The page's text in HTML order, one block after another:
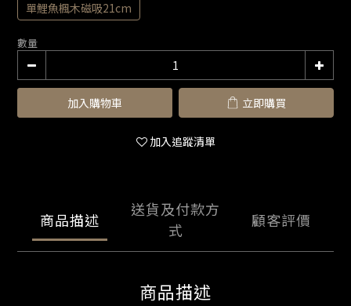
單鯉魚楓木磁吸21cm
數量
加入購物車 立即購買
加入追蹤清單
商品描述
送貨及付款方
式
顧客評價
商品描述